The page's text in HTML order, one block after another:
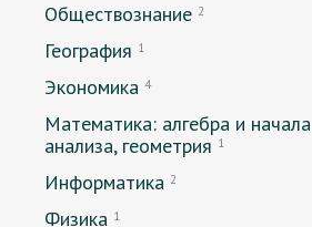
Обществознание 2
География 1
Экономика 4
Математика: алгебра и начала
анализа, геометрия 1
Информатика 2
Физика 1